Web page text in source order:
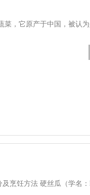
菜，它原产于中国，被认
烹饪方法 硬丝瓜（学名：